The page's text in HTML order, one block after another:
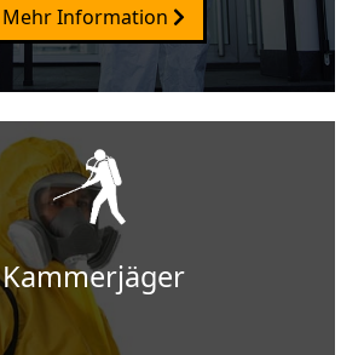
Mehr Information
Kammerjäger